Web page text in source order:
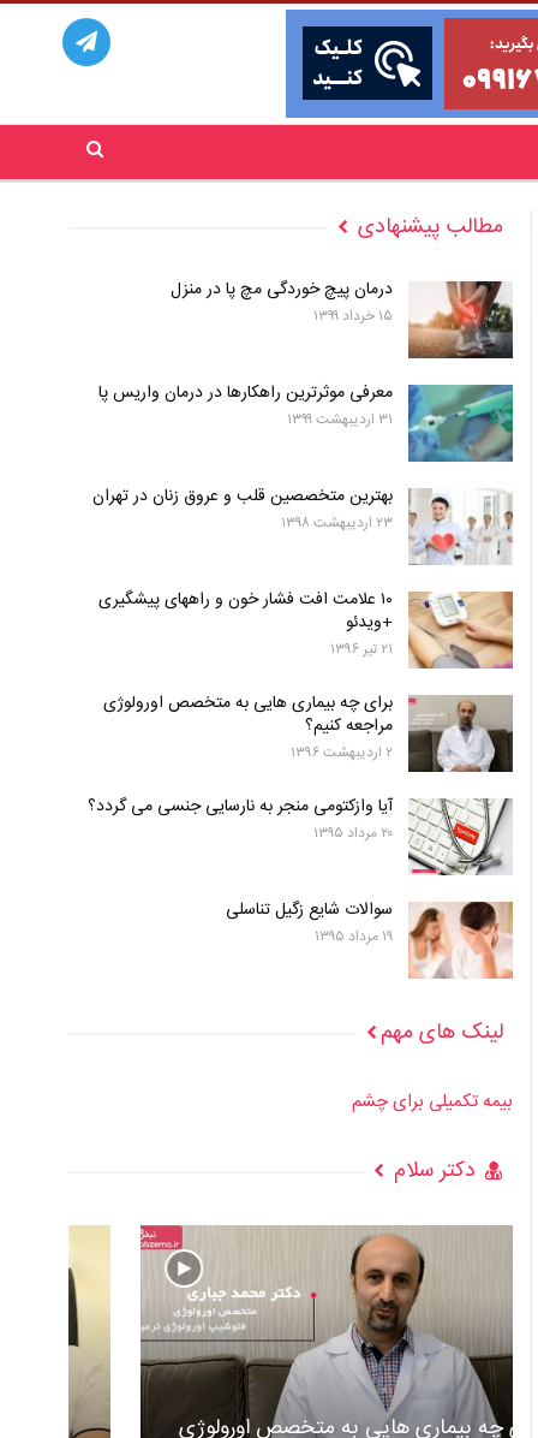
مطالب پیشنهادی
درمان پیچ خوردگی مچ پا در منزل
۱۵ خرداد ۱۳۹۹
معرفی موثرترین راهکارها در درمان واریس پا
۳۱ اردیبهشت ۱۳۹۹
بهترین متخصصین قلب و عروق زنان در تهران
۲۳ اردیبهشت ۱۳۹۸
۱۰ علامت افت فشار خون و راههای پیشگیری
+ویدئو
۲۱ تیر ۱۳۹۶
برای چه بیماری هایی به متخصص اورولوژی
مراجعه کنیم؟
۲ اردیبهشت ۱۳۹۶
آیا وازکتومی منجر به نارسایی جنسی می گردد؟
۲۰ مرداد ۱۳۹۵
سوالات شایع زگیل تناسلی
۱۹ مرداد ۱۳۹۵
لینک های مهم
بیمه تکمیلی برای چشم
دکتر سلام